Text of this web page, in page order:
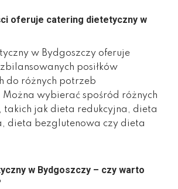
oferuje catering dietetyczny w
w Bydgoszczy oferuje
posiłków
do różnych potrzeb
wybierać spośród różnych
jak dieta redukcyjna, dieta
dieta bezglutenowa czy dieta
w Bydgoszczy – czy warto